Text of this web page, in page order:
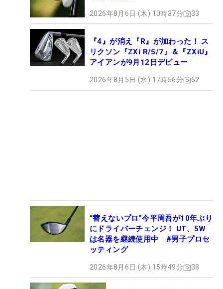
2026年8月6日 (木) 10時37分 33
『4』が消え『R』が加わった！ ス
リクソン『ZXi R/5/7』＆『ZXiU』
アイアンが9月12日デビュー
2026年8月5日 (水) 17時56分 62
“替えないプロ”今平周吾が10年ぶり
にドライバーチェンジ！ UT、5W
は名器を継続使用中 #男子プロセ
ッティング
2026年8月6日 (木) 15時49分 38